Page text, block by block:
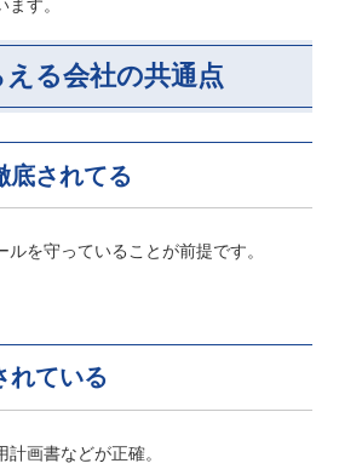
す。
る会社の共通点
底されてる
を守っていることが前提です。
れている
画書などが正確。